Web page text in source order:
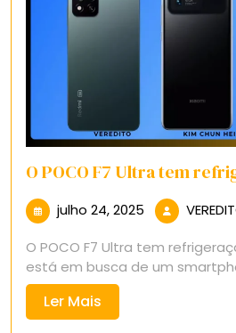
O POCO F7 Ultra tem
julho 24, 2025 julho
24,
2025
O POCO F7 Ultra tem
está em busca de um
Ler Mais
Mais